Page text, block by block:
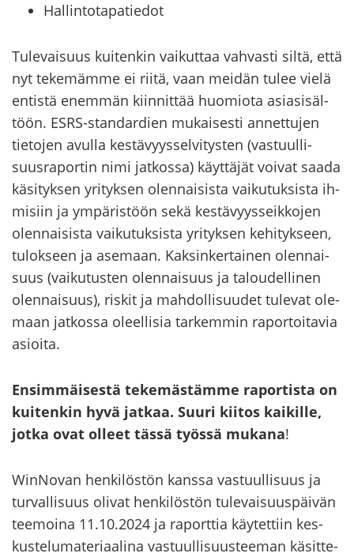
Hallintotapatiedot
Tu­le­vai­suus kui­ten­kin vai­kut­taa vah­vas­ti siltä, että
nyt te­ke­mäm­me ei riitä, vaan mei­dän tulee vielä
en­tis­tä enem­män kiin­nit­tää huo­mio­ta asia­si­säl­
töön. ESRS-​standardien mu­kai­ses­ti an­net­tu­jen
tie­to­jen avul­la kes­tä­vyys­sel­vi­tys­ten (vas­tuul­li­
suus­ra­por­tin nimi jat­kos­sa) käyt­tä­jät voi­vat saada
kä­si­tyk­sen yri­tyk­sen olen­nai­sis­ta vai­ku­tuk­sis­ta ih­
mi­siin ja ym­pä­ris­töön sekä kes­tä­vyys­seik­ko­jen
olen­nai­sis­ta vai­ku­tuk­sis­ta yri­tyk­sen ke­hi­tyk­seen,
tu­lok­seen ja ase­maan. Kak­sin­ker­tai­nen olen­nai­
suus (vai­ku­tus­ten olen­nai­suus ja ta­lou­del­li­nen
olen­nai­suus), ris­kit ja mah­dol­li­suu­det tu­le­vat ole­
maan jat­kos­sa oleel­li­sia tar­kem­min ra­por­toi­ta­via
asioi­ta.
En­sim­mäi­ses­tä te­ke­mäs­täm­me ra­por­tis­ta on
kui­ten­kin hyvä jat­kaa. Suuri kii­tos kai­kil­le,
jotka ovat ol­leet tässä työs­sä mu­ka­na!
WinNovan hen­ki­lös­tön kans­sa vas­tuul­li­suus ja
tur­val­li­suus oli­vat hen­ki­lös­tön tu­le­vai­suus­päi­vän
tee­moi­na 11.10.2024 ja ra­port­tia käy­tet­tiin kes­
kus­te­lu­ma­te­ri­aa­li­na vas­tuul­li­suus­tee­man kä­sit­te­